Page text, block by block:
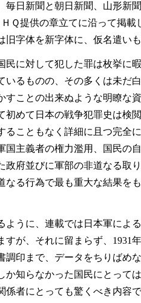
毎日新聞と朝日新聞、山形新
Ｑ提供の章立てに沿って掲
旧字体を新字体に、仮名遣い
民に対して犯した罪は枚挙に
いるものの、その多くは未だ
すことの出来ぬような明瞭な
初めて日本の戦争犯罪史は検
ることもなく詳細に且つ完全
国主義者の権力濫用、国民の
政府並びに軍部の非道なる取
なる行為で最も重大な結果を
ように、連載では日本軍によ
すが、それに留まらず、1931
調印まで、データをちりばめ
か知らなかった国民にとって
係者にとっても驚くべき内容で